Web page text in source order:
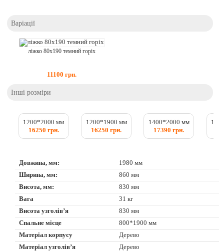
Варіації
ліжко 80x190 темний горіх
11100 грн.
Інші розміри
1200*2000 мм
16250 грн.
1200*1900 мм
16250 грн.
1400*2000 мм
17390 грн.
Довжина, мм:
1980 мм
Ширина, мм:
860 мм
Висота, мм:
830 мм
Вага
31 кг
Висота узголів’я
830 мм
Спальне місце
800*1900 мм
Матеріал корпусу
Дерево
Матеріал узголів’я
Дерево